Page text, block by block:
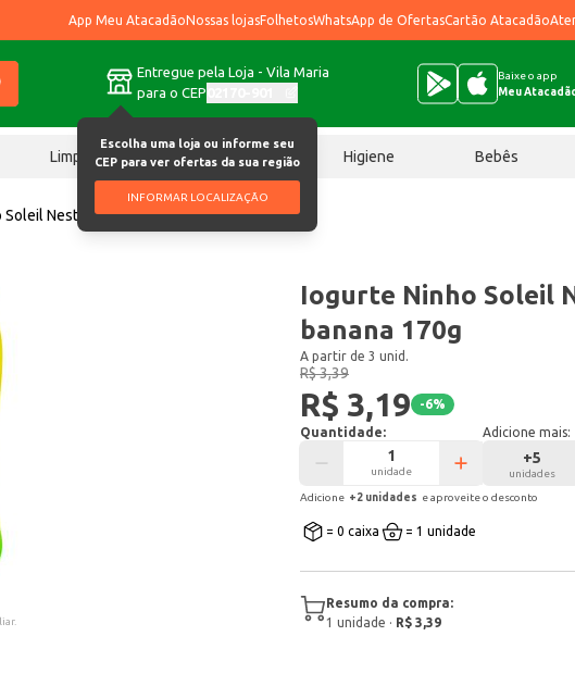
App Meu AtacadãoNossas lojasFolhetosWhatsApp de OfertasCartão Atacadão
Entregue pela Loja - Vila Maria
para o CEP
Escolha uma loja ou informe seu
CEP para ver ofertas da sua região
INFORMAR LOCALIZAÇÃO
Baixe o app
Meu
Limpeza Chocolates Higiene Bebês
Soleil Nestlé Maçã e banana 170g
Iogurte Ninho Soleil
banana 170g
A partir de 3 unid.
R$ 3,39
R$ 3,19 -6%
Quantidade:
unidade
Adicione mais:
+5
unidades
Adicione +2 unidades e aproveite o desconto
= 0 caixa = 1 unidade
Resumo da compra:
1 unidade · R$ 3,39